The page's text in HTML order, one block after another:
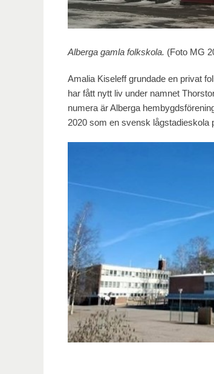
Alberga gamla folkskola. (Foto MG
Amalia Kiseleff grundade en privat
har fått nytt liv under namnet
numera är Alberga
2020 som en svensk lågstadieskola